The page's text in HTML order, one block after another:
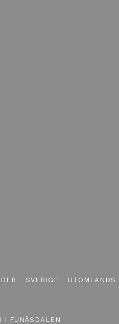
SVERIGE UTOMLANDS
I FUNÄSDALEN